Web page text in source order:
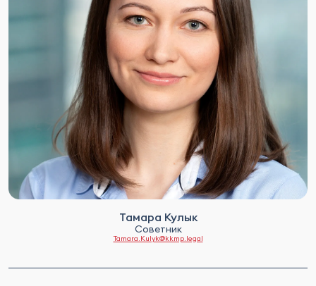
Тамара Кулык
Советник
Tamara.Kulyk@kkmp.legal